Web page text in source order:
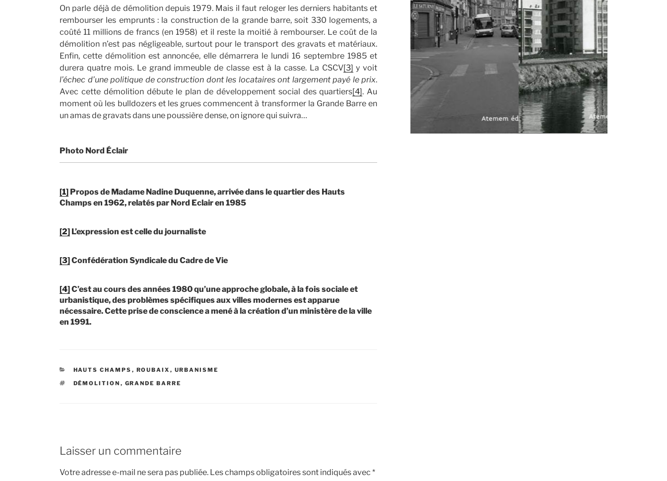
On parle déjà de démolition depuis 1979. Mais il faut reloger les derniers habitants et
rembourser les emprunts : la construction de la grande barre, soit 330 logements, a
coûté 11 millions de francs (en 1958) et il reste la moitié à rembourser. Le coût de la
démolition n’est pas négligeable, surtout pour le transport des gravats et matériaux.
Enfin, cette démolition est annoncée, elle démarrera le lundi 16 septembre 1985 et
durera quatre mois. Le grand immeuble de classe est à la casse. La CSCV[3] y voit
l’échec d’une politique de construction dont les locataires ont largement payé le prix.
Avec cette démolition débute le plan de développement social des quartiers[4]. Au
moment où les bulldozers et les grues commencent à transformer la Grande Barre en
un amas de gravats dans une poussière dense, on ignore qui suivra…
Photo Nord Éclair
[1] Propos de Madame Nadine Duquenne, arrivée dans le quartier des Hauts
Champs en 1962, relatés par Nord Eclair en 1985
[2] L’expression est celle du journaliste
[3] Confédération Syndicale du Cadre de Vie
[4] C’est au cours des années 1980 qu’une approche globale, à la fois sociale et
urbanistique, des problèmes spécifiques aux villes modernes est apparue
nécessaire. Cette prise de conscience a mené à la création d’un ministère de la ville
en 1991.
CATÉGORIES
HAUTS CHAMPS , ROUBAIX , URBANISME
ÉTIQUETTES
DÉMOLITION , GRANDE BARRE
Laisser un commentaire
Votre adresse e-mail ne sera pas publiée. Les champs obligatoires sont indiqués avec *